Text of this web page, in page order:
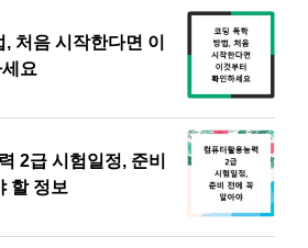
처음 시작한다면 이
요
2급 시험일정, 준비
할 정보